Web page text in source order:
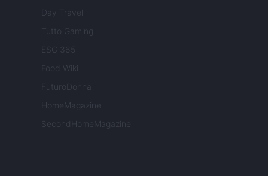
Day Travel
Tutto Gaming
ESG 365
Food Wiki
FuturoDonna
HomeMagazine
SecondHomeMagazine